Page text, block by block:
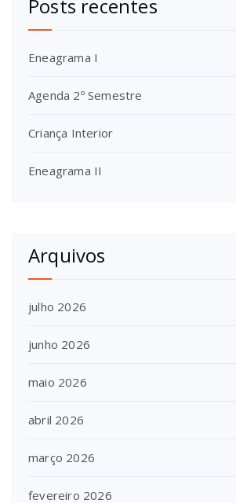
Posts recentes
Eneagrama I
Agenda 2º Semestre
Criança Interior
Eneagrama II
Arquivos
julho 2026
junho 2026
maio 2026
abril 2026
março 2026
fevereiro 2026